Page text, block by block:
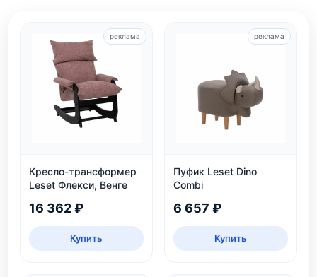
Кресло-трансформер
Leset Флекси, Венге
16 362 ₽
Купить
реклама
Пуфик Leset Dino
Combi
6 657 ₽
Купить
реклама